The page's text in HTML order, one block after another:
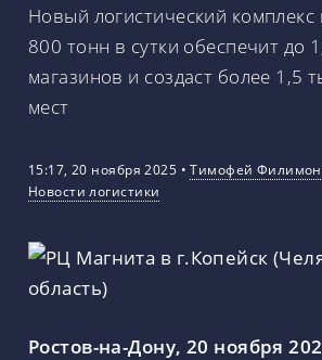
Новый логистический
800 тонн в сутки обеспечит до
магазинов и создаст более 1,5
мест
15:17, 20 ноября 2025 •Тимофей
Новости логистики
Ростов-на-Дону, 20 ноября